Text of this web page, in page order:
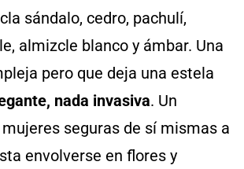
sándalo, cedro, pachulí,
almizcle blanco y ámbar. Una
pero que deja una estela
nada invasiva. Un
seguras de sí mismas a
envolverse en flores y